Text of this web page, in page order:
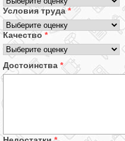
Условия труда*
Качество *
Достоинства *